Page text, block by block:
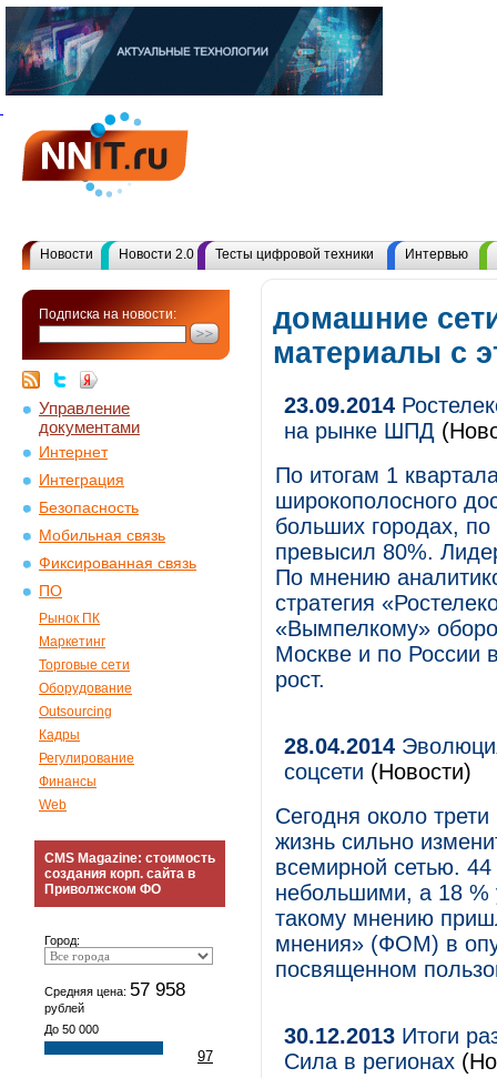
Новости Новости 2.0 Тесты цифровой техники Интервью
Подписка на новости:
Управление
документами
Интернет
Интеграция
Безопасность
Мобильная связь
Фиксированная связь
ПО
Рынок ПК
Маркетинг
Торговые сети
Оборудование
Outsourcing
Кадры
Регулирование
Финансы
Web
CMS Magazine: стоимость
создания корп. сайта в
Приволжском ФО
Город:
Средняя цена: 57 958
рублей
До 50 000
97
домашние
материалы с
23.09.2014
на рынке ШПД
По итогам 1
широкополосного
больших городах, по
превысил 80%.
По мнению
стратегия
«Вымпелкому»
Москве и по России
рост.
28.04.2014
соцсети (Новости)
Сегодня около
жизнь сильно
всемирной сетью.
небольшими, а 18 %
такому мнению
мнения» (ФОМ) в
посвященном
30.12.2013 Итоги
Сила в регионах